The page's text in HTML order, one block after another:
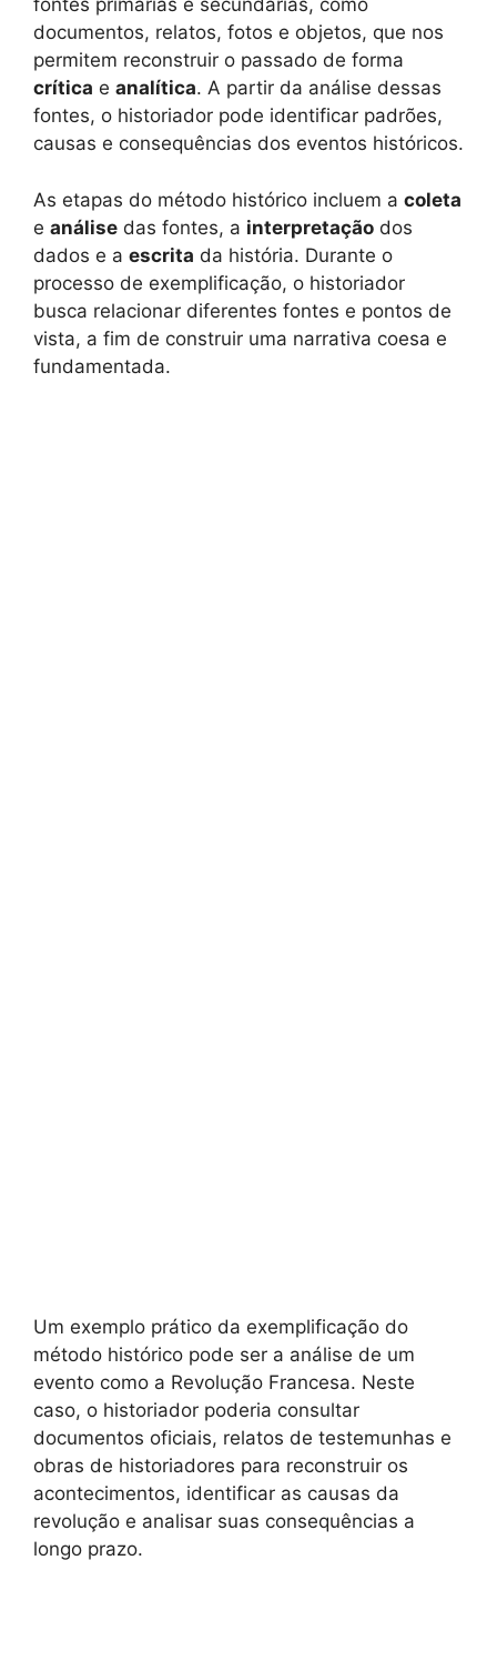
fontes primárias e secundárias, como
documentos, relatos, fotos e objetos, que nos
permitem reconstruir o passado de forma
crítica e analítica. A partir da análise dessas
fontes, o historiador pode identificar padrões,
causas e consequências dos eventos históricos.
As etapas do método histórico incluem a coleta
e análise das fontes, a interpretação dos
dados e a escrita da história. Durante o
processo de exemplificação, o historiador
busca relacionar diferentes fontes e pontos de
vista, a fim de construir uma narrativa coesa e
fundamentada.
Um exemplo prático da exemplificação do
método histórico pode ser a análise de um
evento como a Revolução Francesa. Neste
caso, o historiador poderia consultar
documentos oficiais, relatos de testemunhas e
obras de historiadores para reconstruir os
acontecimentos, identificar as causas da
revolução e analisar suas consequências a
longo prazo.